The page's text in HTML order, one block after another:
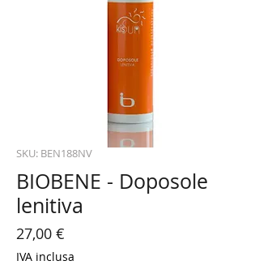
SKU: BEN188NV
BIOBENE - Doposole
lenitiva
27,00 €
IVA inclusa